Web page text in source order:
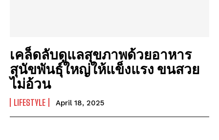
เคล็ดลับดูแลสุขภาพด้วยอาหาร
สุนัขพันธุ์ใหญ่ให้แข็งแรง ขนสวย
ไม่อ้วน
LIFESTYLE April 18, 2025